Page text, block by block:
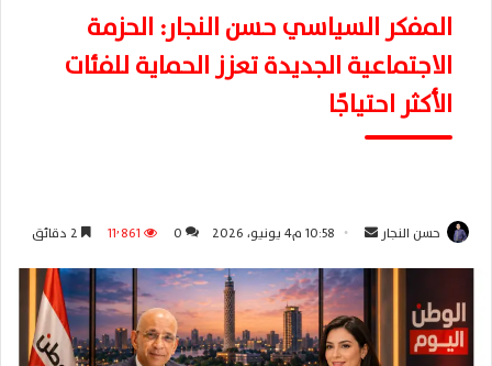
المفكر السياسي حسن النجار: الحزمة
الاجتماعية الجديدة تعزز الحماية للفئات
الأكثر احتياجًا
حسن النجار
س
ل
ب
10:58 م4 يونيو، 2026 0 11٬861